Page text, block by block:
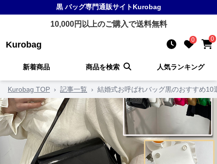
黒 バッグ専門通販サイトKurobag
10,000円以上のご購入で送料無料
Kurobag 0 0
新着商品 商品を検索 人気ランキング
Kurobag TOP › 記事一覧 › 結婚式お呼ばれバッグ黒のおすすめ